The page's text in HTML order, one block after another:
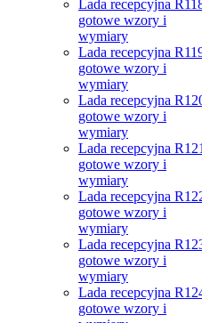
Lada recepcyjna
gotowe wzory i
wymiary
Lada recepcyjna
gotowe wzory i
wymiary
Lada recepcyjna
gotowe wzory i
wymiary
Lada recepcyjna R121
gotowe wzory i
wymiary
Lada recepcyjna
gotowe wzory i
wymiary
Lada recepcyjna
gotowe wzory i
wymiary
Lada recepcyjna
gotowe wzory i